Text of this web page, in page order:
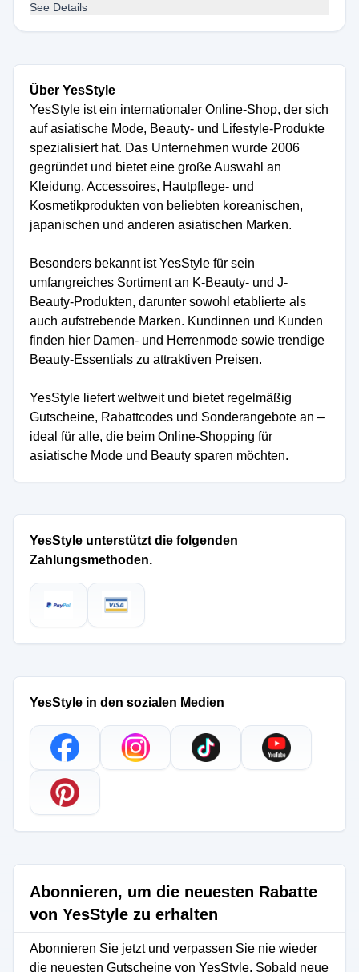
See Details
Über YesStyle
YesStyle ist ein internationaler Online-Shop, der sich
auf asiatische Mode, Beauty- und Lifestyle-Produkte
spezialisiert hat. Das Unternehmen wurde 2006
gegründet und bietet eine große Auswahl an
Kleidung, Accessoires, Hautpflege- und
Kosmetikprodukten von beliebten koreanischen,
japanischen und anderen asiatischen Marken.
Besonders bekannt ist YesStyle für sein
umfangreiches Sortiment an K-Beauty- und J-
Beauty-Produkten, darunter sowohl etablierte als
auch aufstrebende Marken. Kundinnen und Kunden
finden hier Damen- und Herrenmode sowie trendige
Beauty-Essentials zu attraktiven Preisen.
YesStyle liefert weltweit und bietet regelmäßig
Gutscheine, Rabattcodes und Sonderangebote an –
ideal für alle, die beim Online-Shopping für
asiatische Mode und Beauty sparen möchten.
YesStyle unterstützt die folgenden
Zahlungsmethoden.
YesStyle in den sozialen Medien
Abonnieren, um die neuesten Rabatte
von YesStyle zu erhalten
Abonnieren Sie jetzt und verpassen Sie nie wieder
die neuesten Gutscheine von YesStyle. Sobald neue